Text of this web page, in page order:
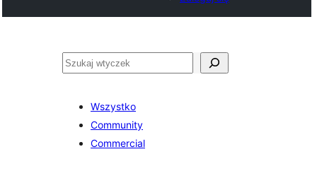
Szukaj
Wszystko
Community
Commercial